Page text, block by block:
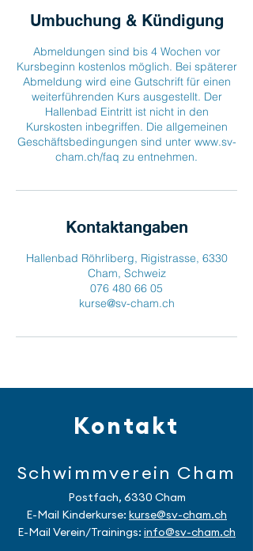
Umbuchung & Kündigung
Abmeldungen sind bis 4 Wochen vor
Kursbeginn kostenlos möglich. Bei späterer
Abmeldung wird eine Gutschrift für einen
weiterführenden Kurs ausgestellt. Der
Hallenbad Eintritt ist nicht in den
Kurskosten inbegriffen. Die allgemeinen
Geschäftsbedingungen sind unter www.sv-
cham.ch/faq zu entnehmen.
Kontaktangaben
Hallenbad Röhrliberg, Rigistrasse, 6330
Cham, Schweiz
076 480 66 05
kurse@sv-cham.ch
Kontakt
Schwimmverein Cham
Postfach, 6330 Cham
E-Mail Kinderkurse: kurse@sv-cham.ch
E-Mail Verein/Trainings: info@sv-cham.ch